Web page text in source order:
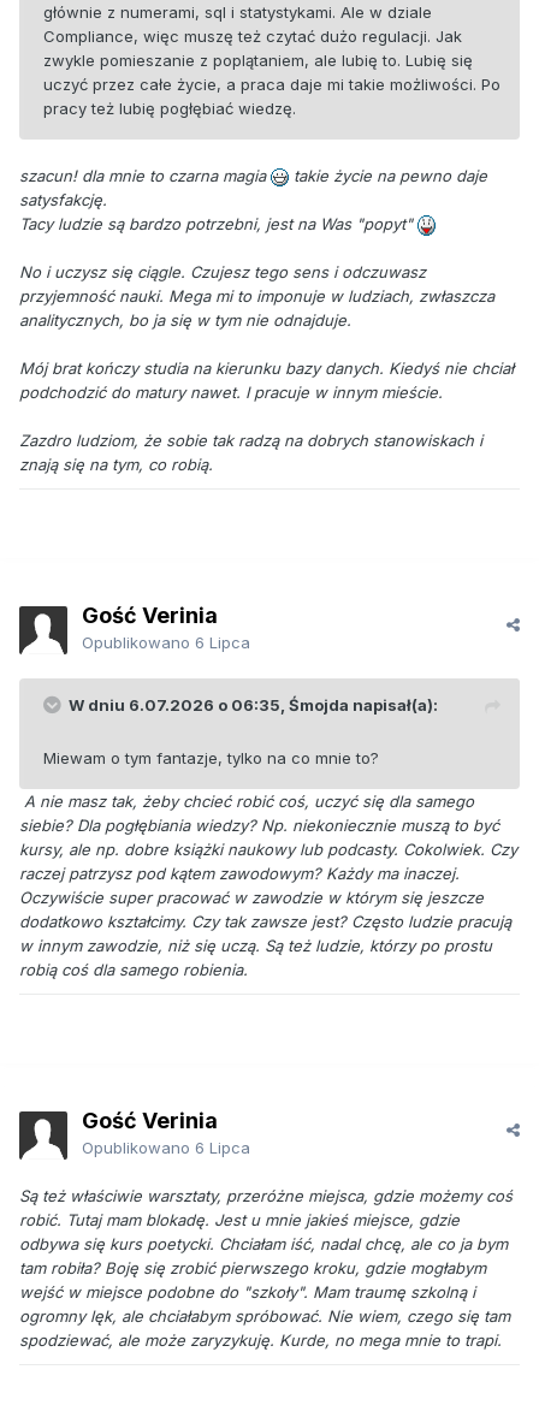
głównie z numerami, sql i statystykami. Ale w dziale
Compliance, więc muszę też czytać dużo regulacji. Jak
zwykle pomieszanie z poplątaniem, ale lubię to. Lubię się
uczyć przez całe życie, a praca daje mi takie możliwości. Po
pracy też lubię pogłębiać wiedzę.
szacun! dla mnie to czarna magia
takie życie na pewno daje
satysfakcję.
Tacy ludzie są bardzo potrzebni, jest na Was "popyt"
No i uczysz się ciągle. Czujesz tego sens i odczuwasz
przyjemność nauki. Mega mi to imponuje w ludziach, zwłaszcza
analitycznych, bo ja się w tym nie odnajduje.
Mój brat kończy studia na kierunku bazy danych. Kiedyś nie chciał
podchodzić do matury nawet. I pracuje w innym mieście.
Zazdro ludziom, że sobie tak radzą na dobrych stanowiskach i
znają się na tym, co robią.
Gość Verinia
Opublikowano 6 Lipca
W dniu 6.07.2026 o 06:35, Śmojda napisał(a):
Miewam o tym fantazje, tylko na co mnie to?
A nie masz tak, żeby chcieć robić coś, uczyć się dla samego
siebie? Dla pogłębiania wiedzy? Np. niekoniecznie muszą to być
kursy, ale np. dobre książki naukowy lub podcasty. Cokolwiek. Czy
raczej patrzysz pod kątem zawodowym? Każdy ma inaczej.
Oczywiście super pracować w zawodzie w którym się jeszcze
dodatkowo kształcimy. Czy tak zawsze jest? Często ludzie pracują
w innym zawodzie, niż się uczą. Są też ludzie, którzy po prostu
robią coś dla samego robienia.
Gość Verinia
Opublikowano 6 Lipca
Są też właściwie warsztaty, przeróżne miejsca, gdzie możemy coś
robić. Tutaj mam blokadę. Jest u mnie jakieś miejsce, gdzie
odbywa się kurs poetycki. Chciałam iść, nadal chcę, ale co ja bym
tam robiła? Boję się zrobić pierwszego kroku, gdzie mogłabym
wejść w miejsce podobne do "szkoły". Mam traumę szkolną i
ogromny lęk, ale chciałabym spróbować. Nie wiem, czego się tam
spodziewać, ale może zaryzykuję. Kurde, no mega mnie to trapi.